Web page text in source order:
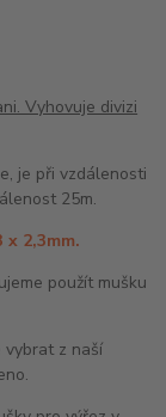
Vyhovuje divizi
je při vzdálenosti
25m.
x 2,3mm.
použít mušku
vybrat z naší